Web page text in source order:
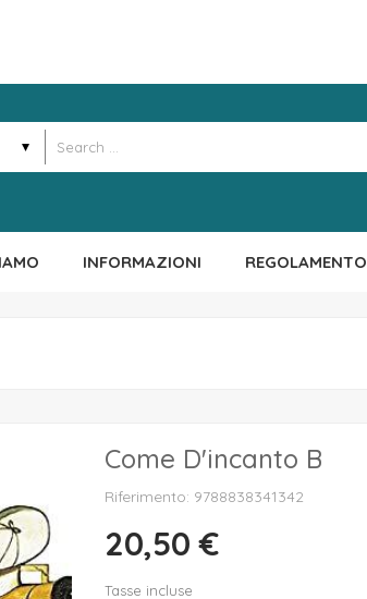
INFORMAZIONI REGOLAMENTO
Come D'incanto B
Riferimento: 9788838341342
20,50 €
Tasse incluse